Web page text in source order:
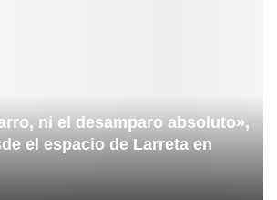
ni el desamparo absoluto»,
el espacio de Larreta en